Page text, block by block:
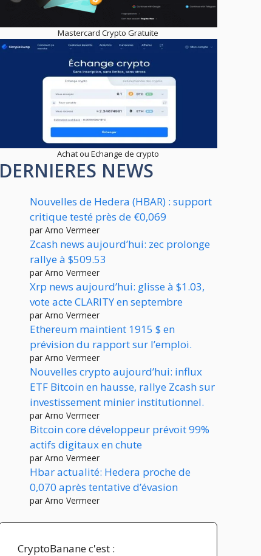
Mastercard Crypto Gratuite
Achat ou Echange de crypto
DERNIERES NEWS
Nouvelles de Hedera (HBAR) : support
critique testé près de €0,069
par Arno Vermeer
Zcash news aujourd’hui: zec prolonge
rallye à $509.53
par Arno Vermeer
Xrp news aujourd’hui: glisse à $1.03,
vote acte CLARITY en septembre
par Arno Vermeer
Ethereum maintient 1915 $ en
prévision du rapport sur l’emploi.
par Arno Vermeer
Nouvelles crypto aujourd’hui: influx
ETF Bitcoin en hausse, rallye Zcash sur
investissement minier institutionnel.
par Arno Vermeer
Bitcoin core développeur prévoit 99%
actifs digitaux en chute
par Arno Vermeer
Hbar actualité: Hedera proche de
0,070 après tentative d’évasion
par Arno Vermeer
CryptoBanane c'est :